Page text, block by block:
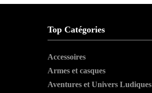
Top Catégories
Accessoires
Armes et casques
Aventures et Univers Ludiques